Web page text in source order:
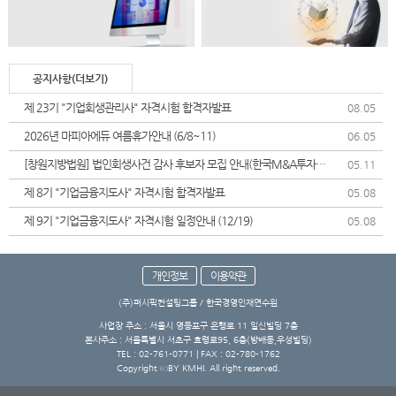
공지사항(더보기)
제 23기 "기업회생관리사" 자격시험 합격자발표 08.05
2026년 마피아에듀 여름휴가안내 (6/8~11) 06.05
[창원지방법원] 법인회생사건 감사 후보자 모집 안내(한국M&A투자협
회)
05.11
제 8기 "기업금융지도사" 자격시험 합격자발표 05.08
제 9기 "기업금융지도사" 자격시험 일정안내 (12/19) 05.08
개인정보 이용약관
(주)퍼시픽컨설팅그룹 / 한국경영인재연수원
사업장 주소 : 서울시 영등포구 은행로 11 일신빌딩 7층
본사주소 : 서울특별시 서초구 효령로95, 6층(방배동,우성빌딩)
TEL : 02-761-0771 | FAX : 02-780-1762
Copyright ⓒBY KMHI. All right reserved.